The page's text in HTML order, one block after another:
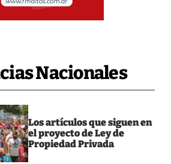
Nacionales
Los artículos que siguen en
el proyecto de Ley de
Propiedad Privada